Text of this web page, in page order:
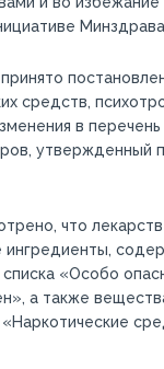
средств,
в перечень
утвержденный
что
ингредиенты,
«Особо
а также